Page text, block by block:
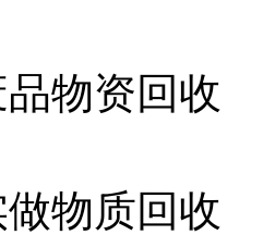
物资回收
物质回收